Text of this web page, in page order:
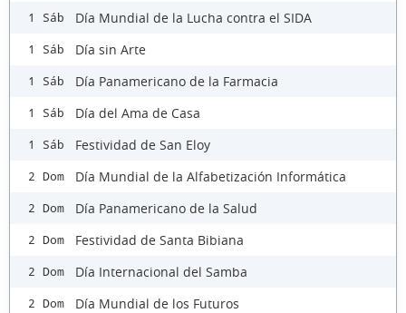
1 Sáb Día Mundial de la Lucha contra el SIDA
1 Sáb Día sin Arte
1 Sáb Día Panamericano de la Farmacia
1 Sáb Día del Ama de Casa
1 Sáb Festividad de San Eloy
2 Dom Día Mundial de la Alfabetización Informática
2 Dom Día Panamericano de la Salud
2 Dom Festividad de Santa Bibiana
2 Dom Día Internacional del Samba
2 Dom Día Mundial de los Futuros